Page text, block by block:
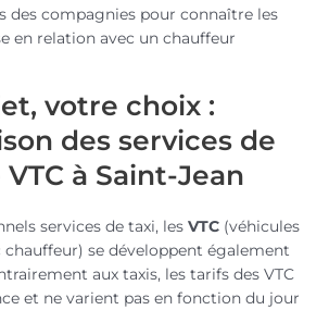
des compagnies pour connaître les
en relation avec un chauffeur
votre choix :
des services de
à Saint-Jean
services de taxi, les VTC (véhicules
se développent également
aux taxis, les tarifs des VTC
et ne varient pas en fonction du jour